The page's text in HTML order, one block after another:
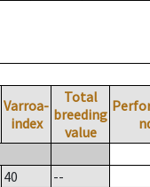
Varroa-
index
Total
breeding
value
40
--